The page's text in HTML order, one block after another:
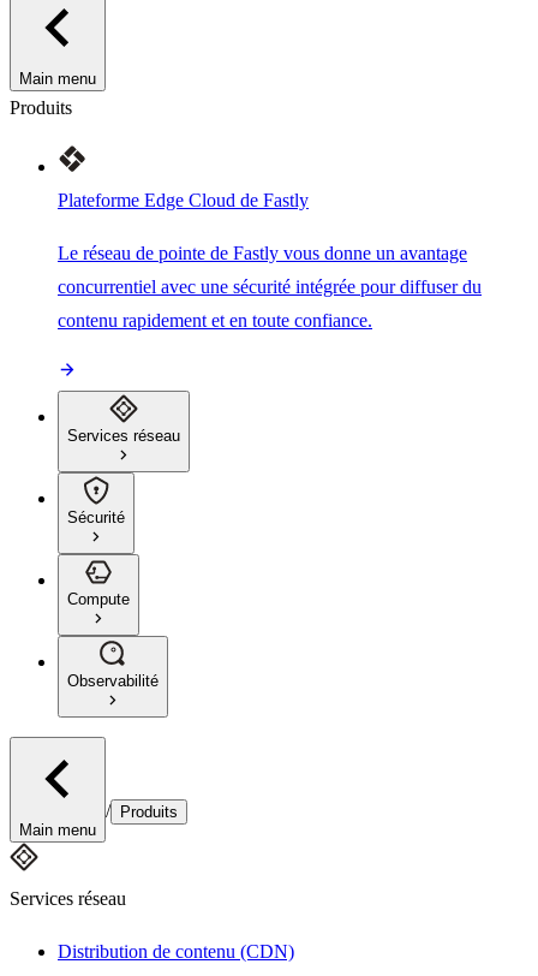
Main menu
Produits
Plateforme Edge Cloud de Fastly
Le réseau de pointe de Fastly vous donne un avantage
concurrentiel avec une sécurité intégrée pour diffuser du
contenu rapidement et en toute confiance.
Services réseau
Sécurité
Compute
Observabilité
Main menu
/ Produits
Services réseau
Distribution de contenu (CDN)